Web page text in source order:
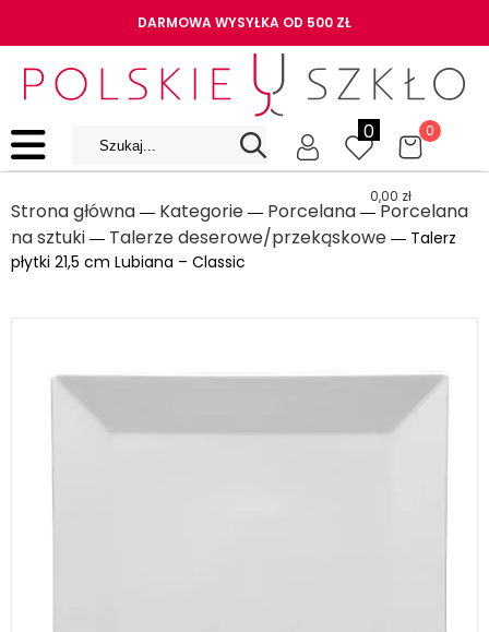
DARMOWA WYSYŁKA OD 500 ZŁ
0 0
0,00 zł
Strona główna ― Kategorie ― Porcelana ― Porcelana
na sztuki ― Talerze deserowe/przekąskowe ― Talerz
płytki 21,5 cm Lubiana – Classic